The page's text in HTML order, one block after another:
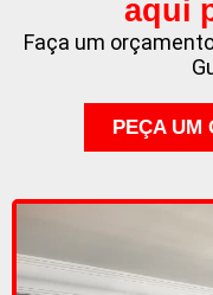
aqui
Faça um
PEÇA UM